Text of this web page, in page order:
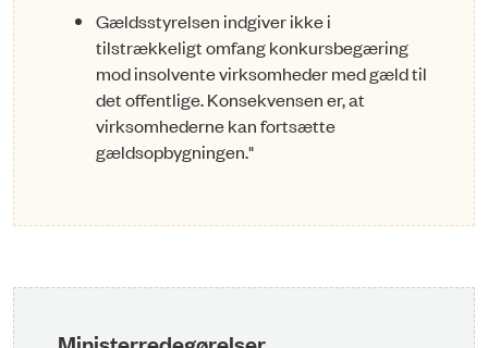
Gældsstyrelsen indgiver ikke i
tilstrækkeligt omfang konkurs­begæring
mod insolvente virksomheder med gæld til
det offentlige. Konsekvensen er, at
virksomhederne kan fortsætte
gældsopbyg­ningen."